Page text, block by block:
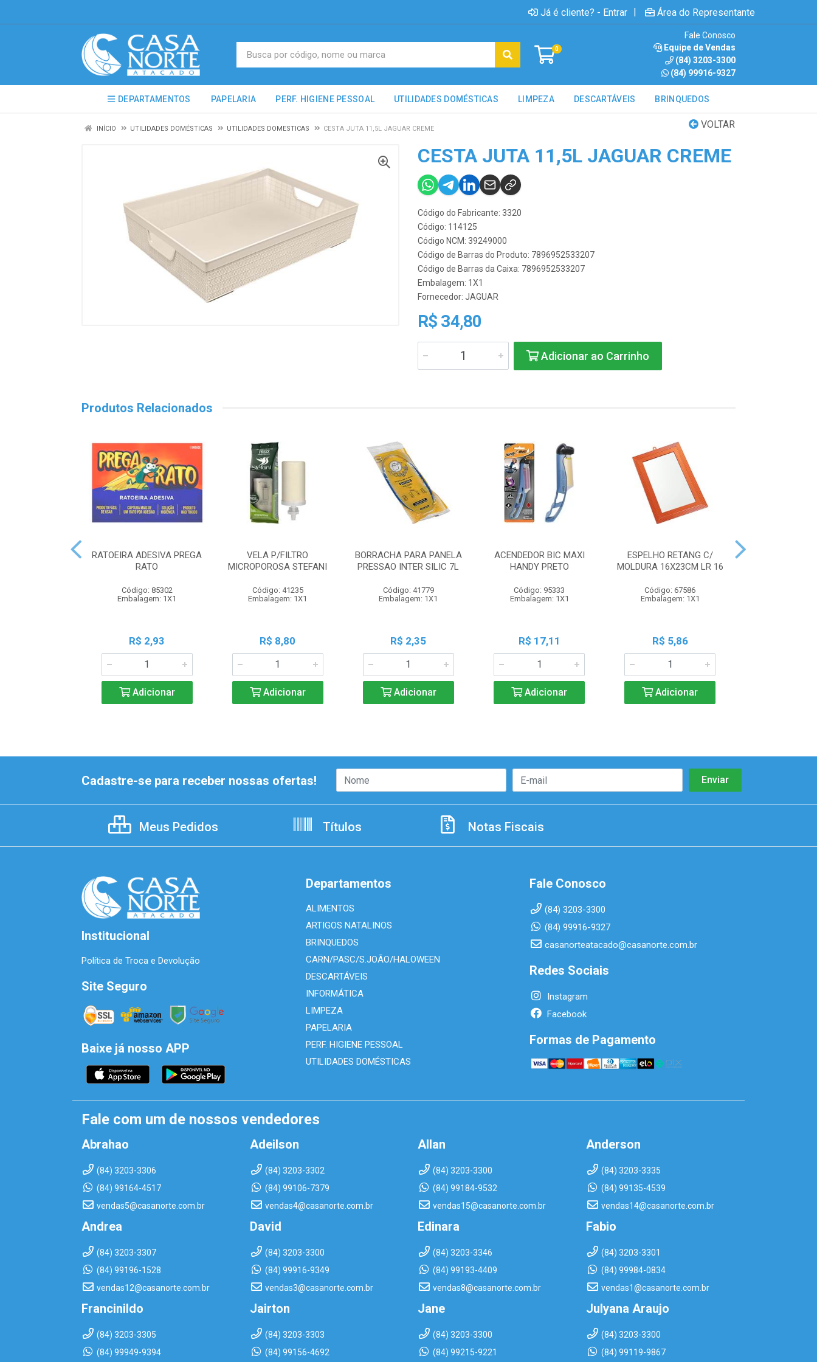
Já é cliente? - Entrar | Área do Representante
0
Fale Conosco
Equipe de Vendas
(84) 3203-3300
(84) 99916-9327
DEPARTAMENTOS PAPELARIA PERF. HIGIENE PESSOAL UTILIDADES DOMÉSTICAS LIMPEZA DESCARTÁVEIS BRINQUEDOS
VOLTAR
INÍCIO UTILIDADES DOMÉSTICAS UTILIDADES DOMESTICAS CESTA JUTA 11,5L JAGUAR CREME
CESTA JUTA 11,5L JAGUAR CREME
Código do Fabricante: 3320
Código: 114125
Código NCM: 39249000
Código de Barras do Produto: 7896952533207
Código de Barras da Caixa: 7896952533207
Embalagem: 1X1
Fornecedor: JAGUAR
R$ 34,80
Adicionar ao Carrinho
Produtos Relacionados
RATOEIRA ADESIVA PREGA
RATO
Código: 85302
Embalagem: 1X1
R$ 2,93
Adicionar
VELA P/FILTRO
MICROPOROSA STEFANI
Código: 41235
Embalagem: 1X1
R$ 8,80
Adicionar
BORRACHA PARA PANELA
PRESSAO INTER SILIC 7L
Código: 41779
Embalagem: 1X1
R$ 2,35
Adicionar
ACENDEDOR BIC MAXI
HANDY PRETO
Código: 95333
Embalagem: 1X1
R$ 17,11
Adicionar
ESPELHO RETANG C/
MOLDURA 16X23CM LR 16
Código: 67586
Embalagem: 1X1
R$ 5,86
Adicionar
Cadastre-se para receber nossas ofertas!
Meus Pedidos Títulos Notas Fiscais
Institucional
Política de Troca e Devolução
Site Seguro
Baixe já nosso APP
Departamentos
ALIMENTOS
ARTIGOS NATALINOS
BRINQUEDOS
CARN/PASC/S.JOÃO/HALOWEEN
DESCARTÁVEIS
INFORMÁTICA
LIMPEZA
PAPELARIA
PERF. HIGIENE PESSOAL
UTILIDADES DOMÉSTICAS
Fale Conosco
(84) 3203-3300
(84) 99916-9327
casanorteatacado@casanorte.com.br
Redes Sociais
Instagram
Facebook
Formas de Pagamento
Fale com um de nossos vendedores
Abrahao
(84) 3203-3306
(84) 99164-4517
vendas5@casanorte.com.br
Adeilson
(84) 3203-3302
(84) 99106-7379
vendas4@casanorte.com.br
Allan
(84) 3203-3300
(84) 99184-9532
vendas15@casanorte.com.br
Anderson
(84) 3203-3335
(84) 99135-4539
vendas14@casanorte.com.br
Andrea
(84) 3203-3307
(84) 99196-1528
vendas12@casanorte.com.br
David
(84) 3203-3300
(84) 99916-9349
vendas3@casanorte.com.br
Edinara
(84) 3203-3346
(84) 99193-4409
vendas8@casanorte.com.br
Fabio
(84) 3203-3301
(84) 99984-0834
vendas1@casanorte.com.br
Francinildo
(84) 3203-3305
(84) 99949-9394
Jairton
(84) 3203-3303
(84) 99156-4692
Jane
(84) 3203-3300
(84) 99215-9221
Julyana Araujo
(84) 3203-3300
(84) 99119-9867